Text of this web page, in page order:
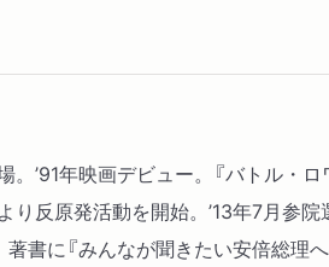
’91年映画デビュー。『バトル・ロ
反原発活動を開始。’13年7月参院
書に『みんなが聞きたい安倍総理へ